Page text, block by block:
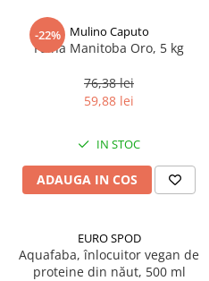
-22% Mulino Caputo
Faina Manitoba Oro, 5 kg
76,38 lei
59,88 lei
IN STOC
ADAUGA IN COS
EURO SPOD
Aquafaba, înlocuitor vegan de
proteine ​​din năut, 500 ml